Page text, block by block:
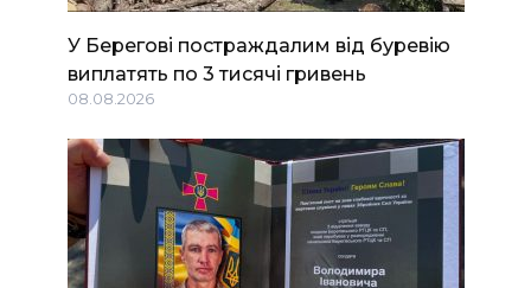
У Берегові постраждалим від буревію
виплатять по 3 тисячі гривень
08.08.2026